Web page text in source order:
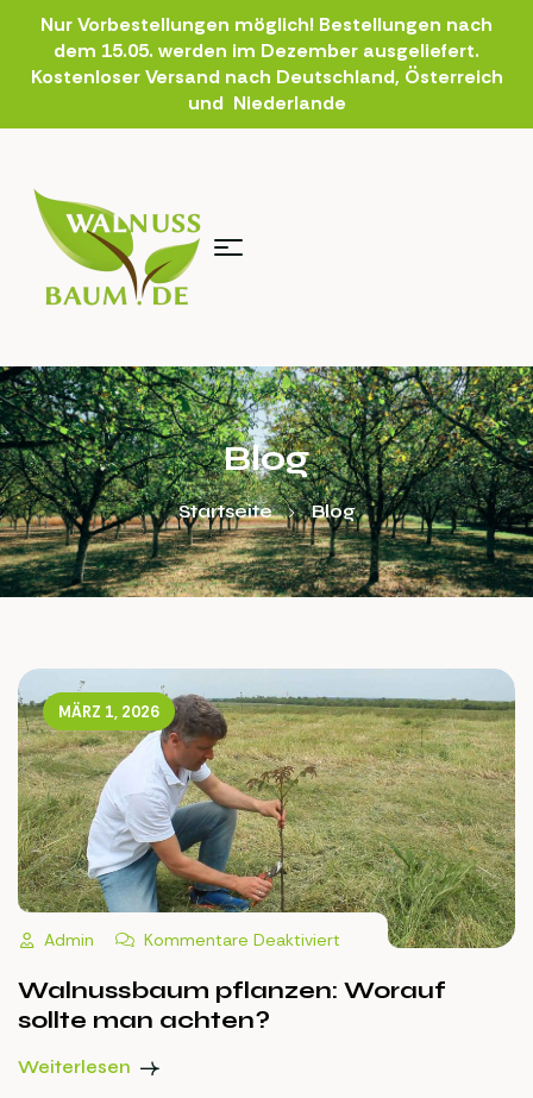
Nur Vorbestellungen möglich! Bestellungen nach
dem 15.05. werden im Dezember ausgeliefert.
Kostenloser Versand nach Deutschland, Österreich
und Niederlande
Blog
Startseite Blog
MÄRZ 1, 2026
Admin Kommentare Deaktiviert
Walnussbaum pflanzen: Worauf
sollte man achten?